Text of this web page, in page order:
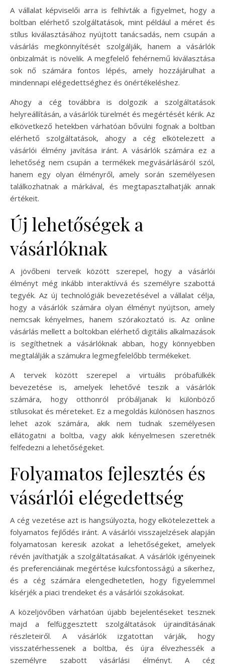
A vállalat képviselői arra is felhívták a figyelmet, hogy a
boltban elérhető szolgáltatások, mint például a méret és
stílus kiválasztásához nyújtott tanácsadás, nem csupán a
vásárlás megkönnyítését szolgálják, hanem a vásárlók
önbizalmát is növelik. A megfelelő fehérnemű kiválasztása
sok nő számára fontos lépés, amely hozzájárulhat a
mindennapi elégedettséghez és önértékeléshez.
Ahogy a cég továbbra is dolgozik a szolgáltatások
helyreállításán, a vásárlók türelmét és megértését kérik. Az
elkövetkező hetekben várhatóan bővülni fognak a boltban
elérhető szolgáltatások, ahogy a cég elkötelezett a
vásárlói élmény javítása iránt. A vásárlók számára ez a
lehetőség nem csupán a termékek megvásárlásáról szól,
hanem egy olyan élményről, amely során személyesen
találkozhatnak a márkával, és megtapasztalhatják annak
értékeit.
Új lehetőségek a
vásárlóknak
A jövőbeni terveik között szerepel, hogy a vásárlói
élményt még inkább interaktívvá és személyre szabottá
tegyék. Az új technológiák bevezetésével a vállalat célja,
hogy a vásárlók számára olyan élményt nyújtson, amely
nemcsak kényelmes, hanem szórakoztató is. Az online
vásárlás mellett a boltokban elérhető digitális alkalmazások
is segíthetnek a vásárlóknak abban, hogy könnyebben
megtalálják a számukra legmegfelelőbb termékeket.
A tervek között szerepel a virtuális próbafülkék
bevezetése is, amelyek lehetővé teszik a vásárlók
számára, hogy otthonról próbáljanak ki különböző
stílusokat és méreteket. Ez a megoldás különösen hasznos
lehet azok számára, akik nem tudnak személyesen
ellátogatni a boltba, vagy akik kényelmesen szeretnék
felfedezni a lehetőségeket.
Folyamatos fejlesztés és
vásárlói elégedettség
A cég vezetése azt is hangsúlyozta, hogy elkötelezettek a
folyamatos fejlődés iránt. A vásárlói visszajelzések alapján
folyamatosan keresik azokat a lehetőségeket, amelyek
révén javíthatják a szolgáltatásaikat. A vásárlók igényeinek
és preferenciáinak megértése kulcsfontosságú a sikerhez,
és a cég számára elengedhetetlen, hogy figyelemmel
kísérjék a piaci trendeket és a vásárlói szokásokat.
A közeljövőben várhatóan újabb bejelentéseket tesznek
majd a felfüggesztett szolgáltatások újraindításának
részleteiről. A vásárlók izgatottan várják, hogy
visszatérhessenek a boltba, és újra élvezhessék a
személyre szabott vásárlási élményt. A cég